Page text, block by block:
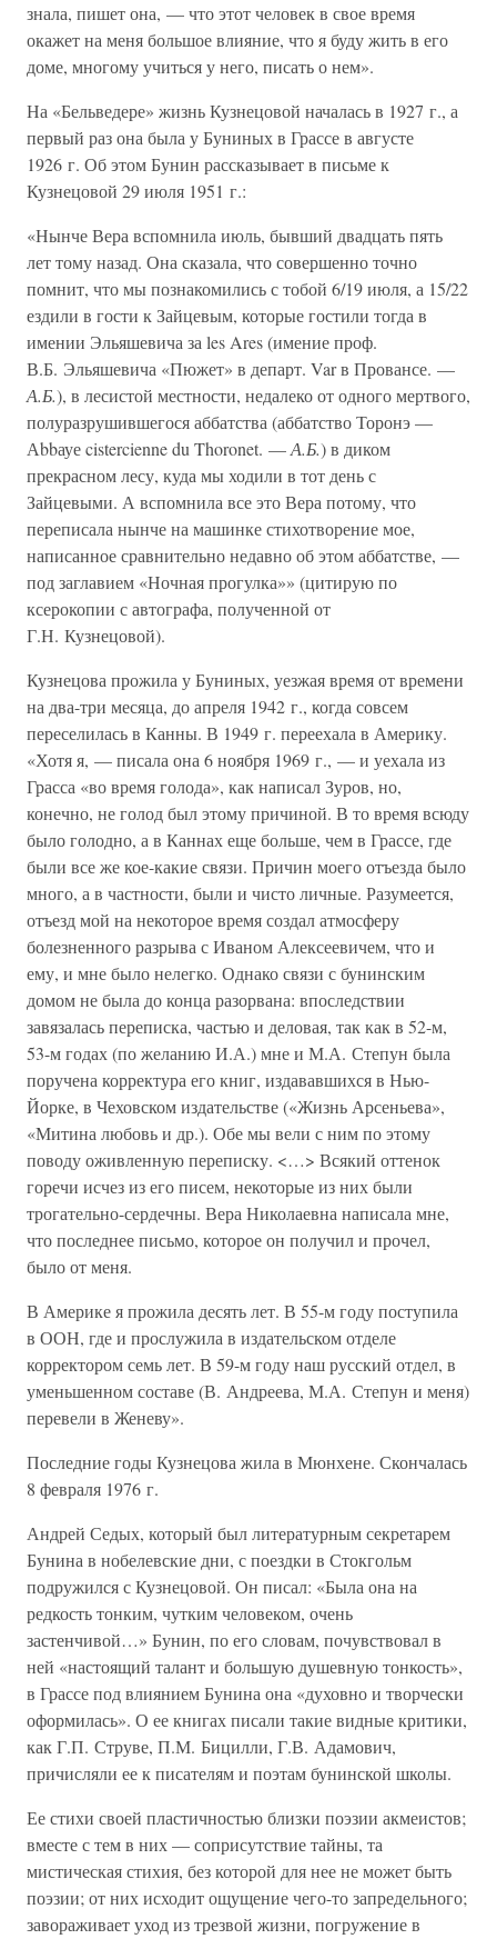
знала, пишет она, — что этот человек в свое время
окажет на меня большое влияние, что я буду жить в его
доме, многому учиться у него, писать о нем».
На «Бельведере» жизнь Кузнецовой началась в 1927 г., а
первый раз она была у Буниных в Грассе в августе
1926 г. Об этом Бунин рассказывает в письме к
Кузнецовой 29 июля 1951 г.:
«Нынче Вера вспомнила июль, бывший двадцать пять
лет тому назад. Она сказала, что совершенно точно
помнит, что мы познакомились с тобой 6/19 июля, а 15/22
ездили в гости к Зайцевым, которые гостили тогда в
имении Эльяшевича за les Ares (имение проф.
В.Б. Эльяшевича «Пюжет» в департ. Var в Провансе. —
А.Б.), в лесистой местности, недалеко от одного мертвого,
полуразрушившегося аббатства (аббатство Торонэ —
Аbbауе cistercienne du Thoronet. —А.Б.) в диком
прекрасном лесу, куда мы ходили в тот день с
Зайцевыми. А вспомнила все это Вера потому, что
переписала нынче на машинке стихотворение мое,
написанное сравнительно недавно об этом аббатстве, —
под заглавием «Ночная прогулка»» (цитирую по
ксерокопии с автографа, полученной от
Г.Н. Кузнецовой).
Кузнецова прожила у Буниных, уезжая время от времени
на два-три месяца, до апреля 1942 г., когда совсем
переселилась в Канны. В 1949 г. переехала в Америку.
«Хотя я, — писала она 6 ноября 1969 г., — и уехала из
Грасса «во время голода», как написал Зуров, но,
конечно, не голод был этому причиной. В то время всюду
было голодно, а в Каннах еще больше, чем в Грассе, где
были все же кое-какие связи. Причин моего отъезда было
много, а в частности, были и чисто личные. Разумеется,
отъезд мой на некоторое время создал атмосферу
болезненного разрыва с Иваном Алексеевичем, что и
ему, и мне было нелегко. Однако связи с бунинским
домом не была до конца разорвана: впоследствии
завязалась переписка, частью и деловая, так как в 52-м,
53-м годах (по желанию И.А.) мне и М.А. Степун была
поручена корректура его книг, издававшихся в Нью-
Йорке, в Чеховском издательстве («Жизнь Арсеньева»,
«Митина любовь и др.). Обе мы вели с ним по этому
поводу оживленную переписку. <…> Всякий оттенок
горечи исчез из его писем, некоторые из них были
трогательно-сердечны. Вера Николаевна написала мне,
что последнее письмо, которое он получил и прочел,
было от меня.
В Америке я прожила десять лет. В 55-м году поступила
в ООН, где и прослужила в издательском отделе
корректором семь лет. В 59-м году наш русский отдел, в
уменьшенном составе (В. Андреева, М.А. Степун и меня)
перевели в Женеву».
Последние годы Кузнецова жила в Мюнхене. Скончалась
8 февраля 1976 г.
Андрей Седых, который был литературным секретарем
Бунина в нобелевские дни, с поездки в Стокгольм
подружился с Кузнецовой. Он писал: «Была она на
редкость тонким, чутким человеком, очень
застенчивой…» Бунин, по его словам, почувствовал в
ней «настоящий талант и большую душевную тонкость»,
в Грассе под влиянием Бунина она «духовно и творчески
оформилась». О ее книгах писали такие видные критики,
как Г.П. Струве, П.М. Бицилли, Г.В. Адамович,
причисляли ее к писателям и поэтам бунинской школы.
Ее стихи своей пластичностью близки поэзии акмеистов;
вместе с тем в них — соприсутствие тайны, та
мистическая стихия, без которой для нее не может быть
поэзии; от них исходит ощущение чего-то запредельного;
завораживает уход из трезвой жизни, погружение в